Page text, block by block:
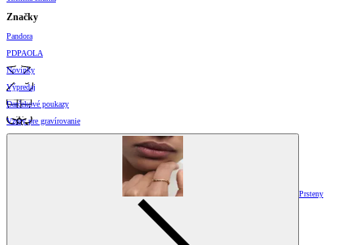
Značky
Pandora
PDPAOLA
Novinky
Výpredaj
Darčekové poukazy
Vzory pre gravírovanie
Prsteny